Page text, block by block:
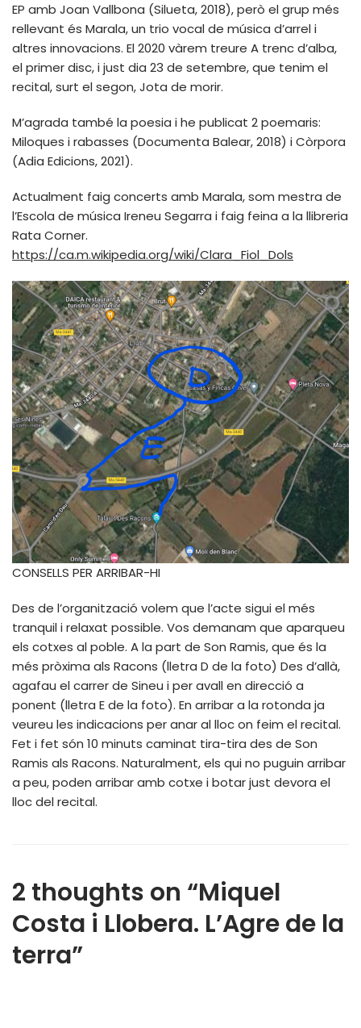
EP amb Joan Vallbona (Silueta, 2018), però el grup més
rellevant és Marala, un trio vocal de música d’arrel i
altres innovacions. El 2020 vàrem treure A trenc d’alba,
el primer disc, i just dia 23 de setembre, que tenim el
recital, surt el segon, Jota de morir.
M’agrada també la poesia i he publicat 2 poemaris:
Miloques i rabasses (Documenta Balear, 2018) i Còrpora
(Adia Edicions, 2021).
Actualment faig concerts amb Marala, som mestra de
l’Escola de música Ireneu Segarra i faig feina a la llibreria
Rata Corner.
https://ca.m.wikipedia.org/wiki/Clara_Fiol_Dols
CONSELLS PER ARRIBAR-HI
Des de l’organització volem que l’acte sigui el més
tranquil i relaxat possible. Vos demanam que aparqueu
els cotxes al poble. A la part de Son Ramis, que és la
més pròxima als Racons (lletra D de la foto) Des d’allà,
agafau el carrer de Sineu i per avall en direcció a
ponent (lletra E de la foto). En arribar a la rotonda ja
veureu les indicacions per anar al lloc on feim el recital.
Fet i fet són 10 minuts caminat tira-tira des de Son
Ramis als Racons. Naturalment, els qui no puguin arribar
a peu, poden arribar amb cotxe i botar just devora el
lloc del recital.
2 thoughts on “Miquel
Costa i Llobera. L’Agre de la
terra”